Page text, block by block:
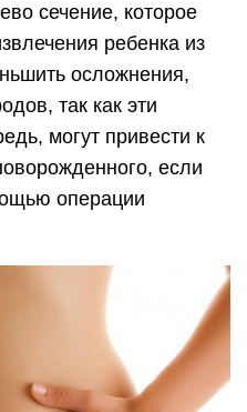
сечение, которое
ребенка из
осложнения,
так как эти
могут привести к
если
операции